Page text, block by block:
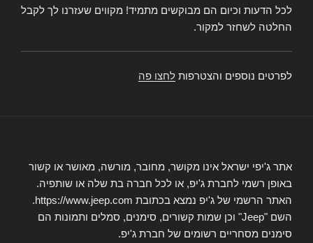
לכל הדעות וכיום הם מבוקשים מתמיד! מקווים שעזרנו לך לקבל
החלטה לשחזר למקור.
לפרטים נוספים והצטרפות לחצו פה
אתר ג'יפי ישראל אינו מקושר, מחובר, מורשה, מאושר או קשור
באופן רשמי לחברת ג'יפ, או לכל חברה בת שלה או שותפיה.
האתר הרשמי של ג'יפ נמצא בכתובת https://www.jeep.com.
השם "Jeep" וכן שמות קשורים, סימנים, סמלים ותמונות הם
סימנים מסחריים רשומים של חברת ג'יפ.